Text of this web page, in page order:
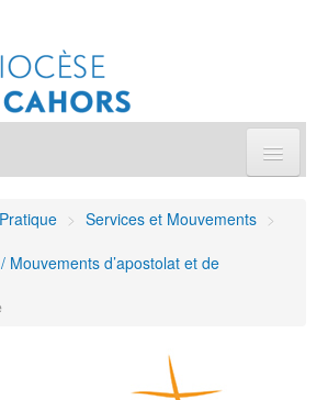
> Services et Mouvements >
Mouvements d’apostolat et de